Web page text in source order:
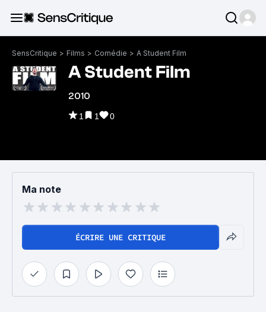
SensCritique > Films > Comédie > A Student Film
A Student Film
2010
1 1 0
Ma note
ÉCRIRE UNE CRITIQUE